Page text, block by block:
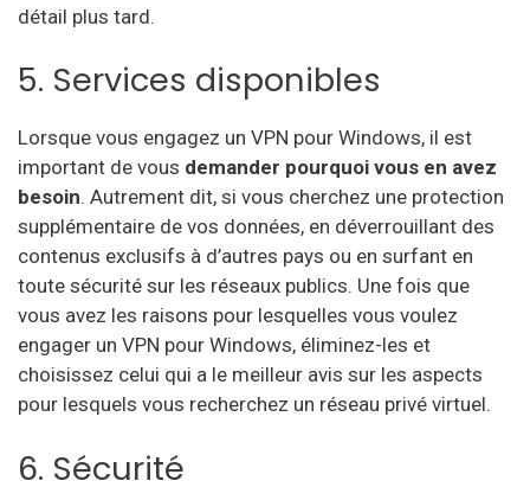
détail plus tard.
5. Services disponibles
Lorsque vous engagez un VPN pour Windows, il est
important de vous demander pourquoi vous en avez
besoin. Autrement dit, si vous cherchez une protection
supplémentaire de vos données, en déverrouillant des
contenus exclusifs à d’autres pays ou en surfant en
toute sécurité sur les réseaux publics. Une fois que
vous avez les raisons pour lesquelles vous voulez
engager un VPN pour Windows, éliminez-les et
choisissez celui qui a le meilleur avis sur les aspects
pour lesquels vous recherchez un réseau privé virtuel.
6. Sécurité